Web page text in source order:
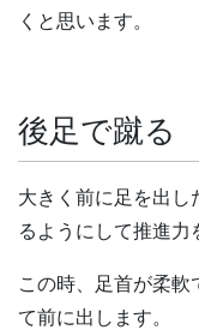
くと思います。
後足で蹴る
大きく前に足を出し
るようにして推進力
この時、足首が柔軟
て前に出します。